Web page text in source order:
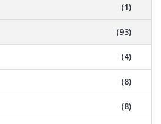
(1)
(93)
(4)
(8)
(8)